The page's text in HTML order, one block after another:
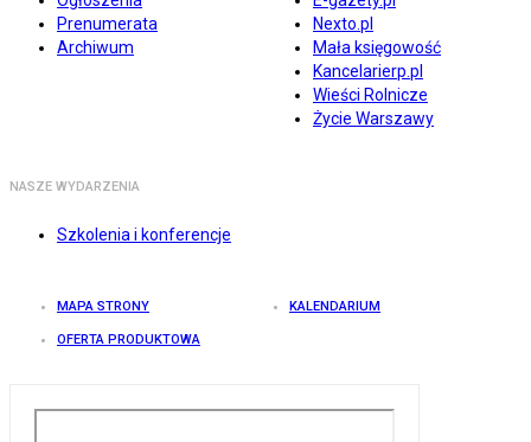
Prenumerata
Archiwum
Nexto.pl
Mała księgowość
Kancelarierp.pl
Wieści Rolnicze
Życie Warszawy
NASZE WYDARZENIA
Szkolenia i konferencje
MAPA STRONY KALENDARIUM
OFERTA PRODUKTOWA